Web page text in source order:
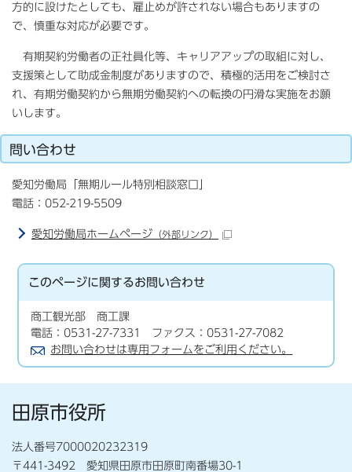
方的に設けたとしても、雇止めが許されない場合もありますの
で、慎重な対応が必要です。
有期契約労働者の正社員化等、キャリアアップの取組に対し、
支援策として助成金制度がありますので、積極的活用をご検討さ
れ、有期労働契約から無期労働契約への転換の円滑な実施をお願
いします。
問い合わせ
愛知労働局「無期ルール特別相談窓口」
電話：052-219-5509
愛知労働局ホームページ （外部リンク）
このページに関するお問い合わせ
商工観光部 商工課
電話：0531-27-7331 ファクス：0531-27-7082
お問い合わせは専用フォームをご利用ください。
田原市役所
法人番号7000020232319
〒441-3492 愛知県田原市田原町南番場30-1